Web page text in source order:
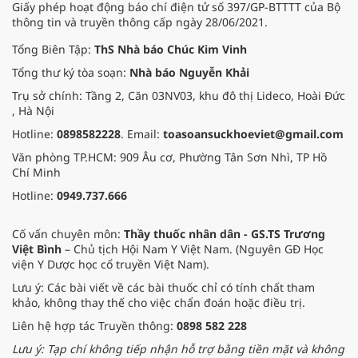
đem đến hơi ấm từ những phương
pháp Nam y thuần Việt, giúp xoa
dịu cơn đau và nâng cao sức khỏe
cho các cựu chiến binh trước sự
thay đổi đột ngột của thời tiết.
Giấy phép hoạt động báo chí điện tử số 397/GP-BTTTT của Bộ
thông tin và truyền thông cấp ngày 28/06/2021.
Tổng Biên Tập: ThS Nhà báo Chúc Kim Vinh
Tổng thư ký tòa soạn: Nhà báo Nguyễn Khải
Trụ sở chính: Tầng 2, Căn 03NV03, khu đô thị Lideco, Hoài Đức
, Hà Nội
Hotline: 0898582228. Email: toasoansuckhoeviet@gmail.com
Văn phòng TP.HCM: 909 Âu cơ, Phường Tân Sơn Nhì, TP Hồ
Chí Minh
Hotline: 0949.737.666
Cố vấn chuyên môn: Thầy thuốc nhân dân - GS.TS Trương
Việt Bình – Chủ tịch Hội Nam Y Việt Nam. (Nguyên GĐ Học
viện Y Dược học cổ truyền Việt Nam).
Lưu ý: Các bài viết về các bài thuốc chỉ có tính chất tham
khảo, không thay thế cho việc chẩn đoán hoặc điều trị.
Liên hệ hợp tác Truyền thông: 0898 582 228
Lưu ý: Tạp chí không tiếp nhận hỗ trợ bằng tiền mặt và không